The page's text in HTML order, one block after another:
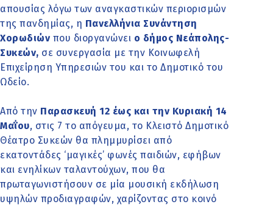
απουσίας λόγω των αναγκαστικών περιορισμών
της πανδημίας, η Πανελλήνια Συνάντηση
Χορωδιών που διοργανώνει ο δήμος Νεάπολης-
Συκεών, σε συνεργασία με την Κοινωφελή
Επιχείρηση Υπηρεσιών του και το Δημοτικό του
Ωδείο.
Από την Παρασκευή 12 έως και την Κυριακή 14
Μαΐου, στις 7 το απόγευμα, το Κλειστό Δημοτικό
Θέατρο Συκεών θα πλημμυρίσει από
εκατοντάδες ‘μαγικές’ φωνές παιδιών, εφήβων
και ενηλίκων ταλαντούχων, που θα
πρωταγωνιστήσουν σε μία μουσική εκδήλωση
υψηλών προδιαγραφών, χαρίζοντας στο κοινό